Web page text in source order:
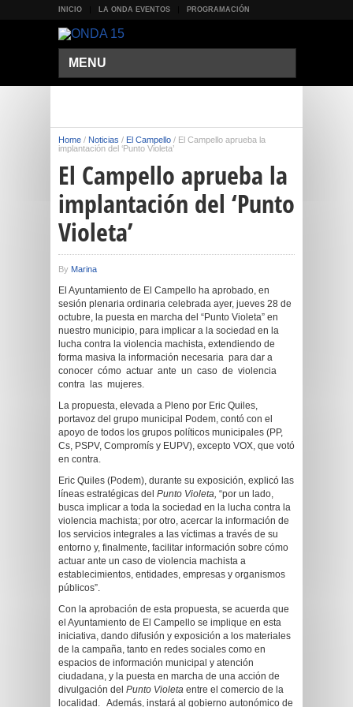
INICIO LA ONDA EVENTOS PROGRAMACIÓN
MENU
Home / Noticias / El Campello / El Campello aprueba la
implantación del ‘Punto Violeta’
El Campello aprueba la
implantación del ‘Punto
Violeta’
By Marina
El Ayuntamiento de El Campello ha aprobado, en
sesión plenaria ordinaria celebrada ayer, jueves 28 de
octubre, la puesta en marcha del “Punto Violeta” en
nuestro municipio, para implicar a la sociedad en la
lucha contra la violencia machista, extendiendo de
forma masiva la información necesaria para dar a
conocer cómo actuar ante un caso de violencia
contra las mujeres.
La propuesta, elevada a Pleno por Eric Quiles,
portavoz del grupo municipal Podem, contó con el
apoyo de todos los grupos políticos municipales (PP,
Cs, PSPV, Compromís y EUPV), excepto VOX, que votó
en contra.
Eric Quiles (Podem), durante su exposición, explicó las
líneas estratégicas del Punto Violeta, “por un lado,
busca implicar a toda la sociedad en la lucha contra la
violencia machista; por otro, acercar la información de
los servicios integrales a las víctimas a través de su
entorno y, finalmente, facilitar información sobre cómo
actuar ante un caso de violencia machista a
establecimientos, entidades, empresas y organismos
públicos”.
Con la aprobación de esta propuesta, se acuerda que
el Ayuntamiento de El Campello se implique en esta
iniciativa, dando difusión y exposición a los materiales
de la campaña, tanto en redes sociales como en
espacios de información municipal y atención
ciudadana, y la puesta en marcha de una acción de
divulgación del Punto Violeta entre el comercio de la
localidad. Además, instará al gobierno autonómico de